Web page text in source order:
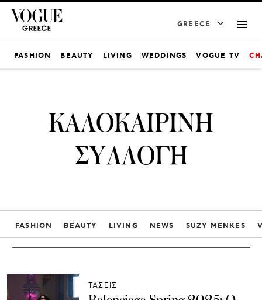
GREECE
FASHION BEAUTY LIVING WEDDINGS VOGUE TV
ΚΑΛΟΚΑΙΡΙΝΗ
ΣΥΛΛΟΓΗ
FASHION BEAUTY LIVING NEWS SUZY MENKES
ΤΑΣΕΙΣ